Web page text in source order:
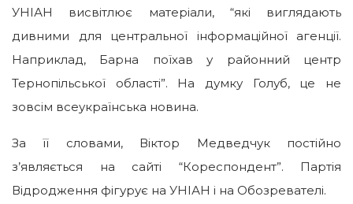
УНІАН висвітлює матеріали, “які виглядають
дивними для центральної інформаційної агенції.
Наприклад, Барна поїхав у районний центр
Тернопільської області”. На думку Голуб, це не
зовсім всеукраїнська новина.
За її словами, Віктор Медведчук постійно
з’являється на сайті “Кореспондент”. Партія
Відродження фігурує на УНІАН і на Обозревателі.